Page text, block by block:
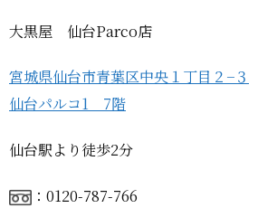
大黒屋 仙台Parco店
宮城県仙台市青葉区中央１丁目２−３
仙台パルコ1 7階
仙台駅より徒歩2分
：0120-787-766